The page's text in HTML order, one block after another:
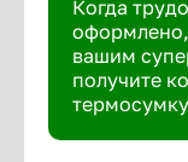
Когда
оформлено,
вашим
получите